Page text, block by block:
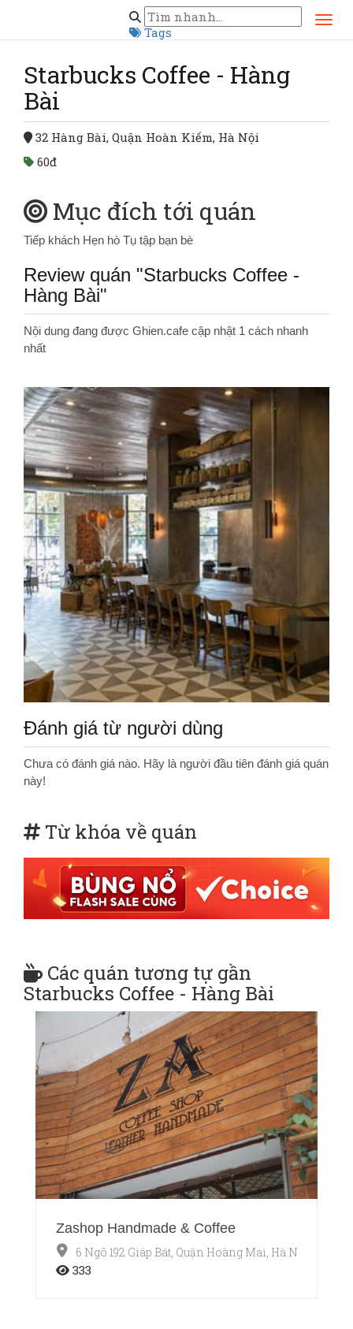
Tags
Hà Nội
Starbucks Coffee - Hàng Bài
Starbucks Coffee - Hàng
Bài
32 Hàng Bài, Quận Hoàn Kiếm, Hà Nội
60đ
Mục đích tới quán
Tiếp khách Hẹn hò Tụ tập bạn bè
Review quán "Starbucks Coffee -
Hàng Bài"
Nội dung đang được Ghien.cafe cập nhật 1 cách nhanh
nhất
Đánh giá từ người dùng
Chưa có đánh giá nào. Hãy là người đầu tiên đánh giá quán
này!
Từ khóa về quán
Các quán tương tự gần
Starbucks Coffee - Hàng Bài
Zashop Handmade & Coffee
6 Ngõ 192 Giáp Bát, Quận Hoàng Mai, Hà Nội
333